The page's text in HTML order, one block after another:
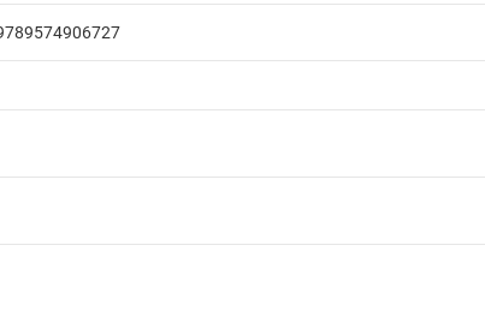
第19條第1項後段暨通訊交易解除權合理例外情事適用